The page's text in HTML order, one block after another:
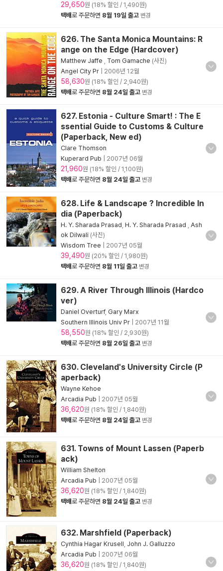
29,650원 (18% 할인 / 1,490원)
택배로 주문하면 8월 19일 출고 변경
626. The Santa Monica Mountains: R
ange on the Edge (Hardcover)
Matthew Jaffe Tom Gamache (사진)
Angel City Pr
2006년 12월
58,630원 (18% 할인 / 2,940원)
택배로 주문하면 8월 24일 출고 변경
627. Estonia - Culture Smart! : The E
ssential Guide to Customs & Culture
(Paperback, New ed)
Clare Thomson
Kuperard Pub
2007년 06월
21,960원 (18% 할인 / 1,100원)
택배로 주문하면 8월 24일 출고 변경
628. Life & Landscape ? Incredible In
dia (Paperback)
H. Y. Sharada Prasad H. Y. Sharada Prasad
Ash
ok Dilwali (사진)
Wisdom Tree
2007년 05월
39,490원 (20% 할인 / 1,980원)
택배로 주문하면 8월 11일 출고 변경
629. A River Through Illinois (Hardco
ver)
Daniel Overturf, Gary Marx
Southern Illinois Univ Pr
2007년 11월
58,550원 (18% 할인 / 2,930원)
택배로 주문하면 8월 26일 출고 변경
630. Cleveland's University Circle (P
aperback)
Wayne Kehoe
Arcadia Pub
2007년 05월
36,620원 (18% 할인 / 1,840원)
택배로 주문하면 8월 24일 출고 변경
631. Towns of Mount Lassen (Paperb
ack)
William Shelton
Arcadia Pub
2007년 05월
36,620원 (18% 할인 / 1,840원)
택배로 주문하면 8월 24일 출고 변경
632. Marshfield (Paperback)
Cynthia Hagar Krusell John J. Galluzzo
Arcadia Pub
2007년 06월
36,620원 (18% 할인 / 1,840원)